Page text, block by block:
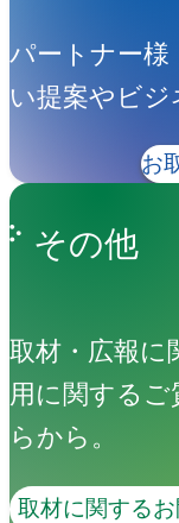
パートナー様
い提案やビジ
お
その他
取材・広報に
用に関する
らから。
取材に関する